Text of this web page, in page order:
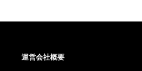
運営会社概要